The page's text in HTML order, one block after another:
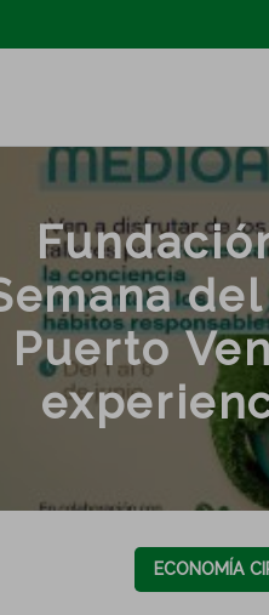
Puerto
ECONOMÍA